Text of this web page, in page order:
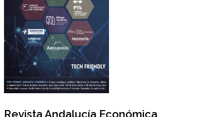
Revista Andalucía Económica